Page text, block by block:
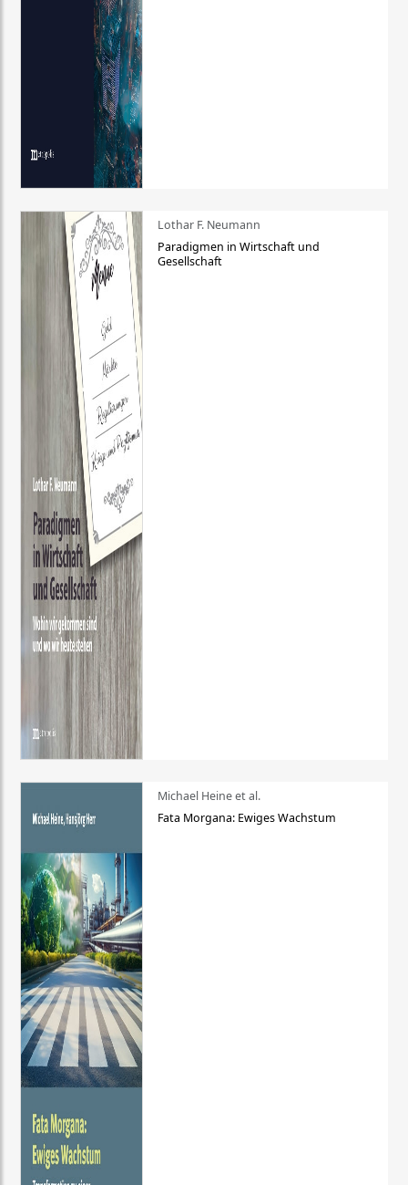
Lothar F. Neumann
Paradigmen in Wirtschaft und
Gesellschaft
Michael Heine et al.
Fata Morgana: Ewiges Wachstum